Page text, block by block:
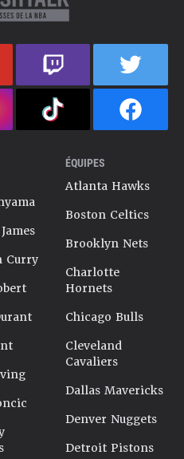
Curry
ÉQUIPES
Atlanta Hawks
Boston Celtics
Brooklyn Nets
Charlotte
Hornets
Chicago Bulls
Cleveland
Cavaliers
Dallas Mavericks
Denver Nuggets
Detroit Pistons